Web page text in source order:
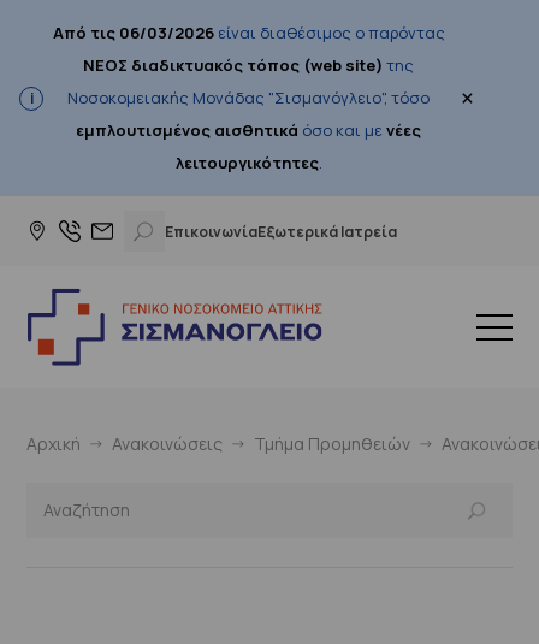
Από τις 06/03/2026είναι διαθέσιμος ο παρόντας
ΝΕΟΣ διαδικτυακός τόπος (web site) της
Νοσοκομειακής Μονάδας "Σισμανόγλειο", τόσο
εμπλουτισμένος αισθητικά όσο και μενέες
λειτουργικότητες.
×
ΕπικοινωνίαΕξωτερικά Ιατρεία
Αρχική Ανακοινώσεις Τμήμα Προμηθειών